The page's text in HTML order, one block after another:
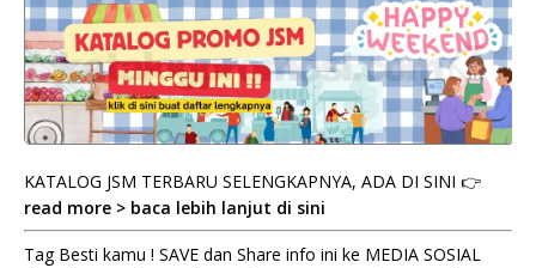
KATALOG JSM TERBARU SELENGKAPNYA, ADA DI SINI 👉
read more > baca lebih lanjut di sini
Tag Besti kamu ! SAVE dan Share info ini ke MEDIA SOSIAL